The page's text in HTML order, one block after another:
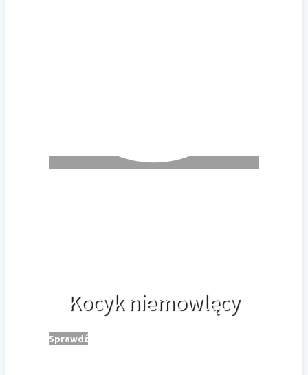
Kocyk niemowlęcy
Sprawdź